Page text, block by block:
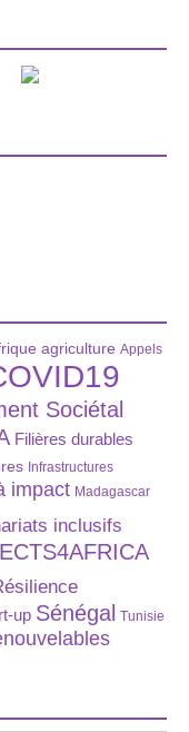
agriculture Appels
Sociétal
Filières durables
Infrastructures
impact Madagascar
inclusifs
up Sénégal Tunisie